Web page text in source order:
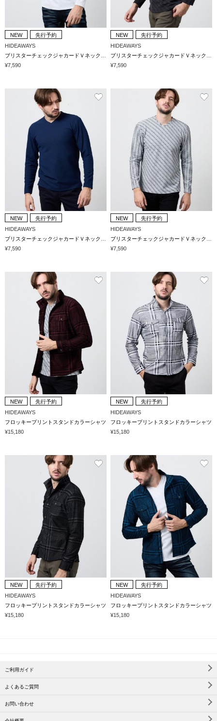
NEW
先行予約
HIDEAWAYS
¥7,590
NEW
先行予約
HIDEAWAYS
¥7,590
NEW
先行予約
HIDEAWAYS
¥7,590
NEW
先行予約
HIDEAWAYS
¥7,590
NEW
先行予約
HIDEAWAYS
フロッキープリントスタンドカラーシャツ
¥15,180
NEW
先行予約
HIDEAWAYS
フロッキープリントスタンドカラーシャツ
¥15,180
NEW
先行予約
HIDEAWAYS
フロッキープリントスタンドカラーシャツ
¥15,180
NEW
先行予約
HIDEAWAYS
フロッキープリントスタンドカラーシャツ
¥15,180
ご利用ガイド
よくあるご質問
お問い合わせ